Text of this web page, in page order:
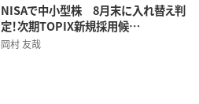
NISAで中小型株 8月末に入れ替え判
定！次期TOPIX新規採用候…
岡村 友哉